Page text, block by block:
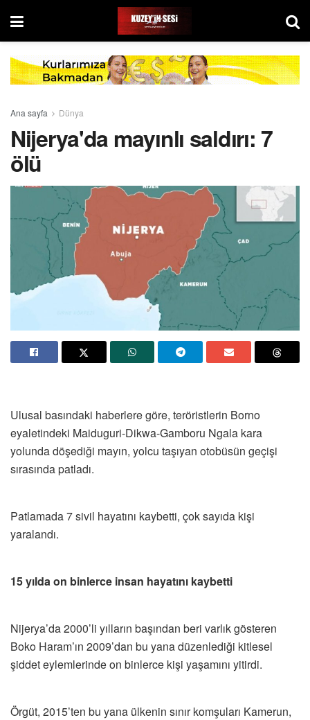
Ana sayfa Dünya
Nijerya'da mayınlı saldırı: 7
ölü
Ulusal basındaki haberlere göre, teröristlerin Borno
eyaletindeki Maiduguri-Dikwa-Gamboru Ngala kara
yolunda döşediği mayın, yolcu taşıyan otobüsün geçişi
sırasında patladı.
Patlamada 7 sivil hayatını kaybetti, çok sayıda kişi
yaralandı.
15 yılda on binlerce insan hayatını kaybetti
Nijerya’da 2000’li yılların başından beri varlık gösteren
Boko Haram’ın 2009’dan bu yana düzenlediği kitlesel
şiddet eylemlerinde on binlerce kişi yaşamını yitirdi.
Örgüt, 2015’ten bu yana ülkenin sınır komşuları Kamerun,